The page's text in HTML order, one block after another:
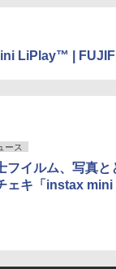
LiPlay™ |
ース
フイルム、写真と
ェキ「instax mini